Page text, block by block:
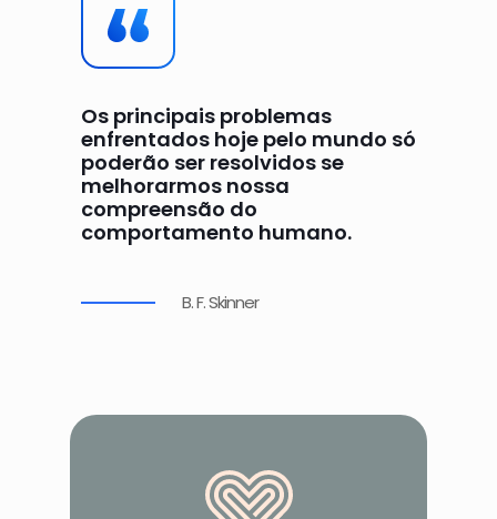
Os principais problemas
enfrentados hoje pelo mundo só
poderão ser resolvidos se
melhorarmos nossa
compreensão do
comportamento humano.
B. F. Skinner